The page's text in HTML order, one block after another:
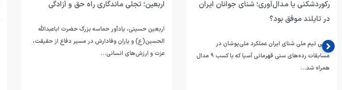
رکوردشکنی یا مدال‌آوری؛ شنای جوانان ایران
در تایلند موفق بود؟
مربی تیم ملی شنای ایران عملکرد ملی‌پوشان در
مسابقات رده‌های سنی قهرمانی آسیا که با کسب ۹ مدال
همراه شد…
اربعین؛ تجلی ماندگاری راه حق و آزادگی
اربعین حسینی، یادآور حماسه بزرگ حضرت اباعبدالله
الحسین(ع) و یاران وفادارش در مسیر دفاع از حقیقت،
عزت و ارزش‌های انسانی…